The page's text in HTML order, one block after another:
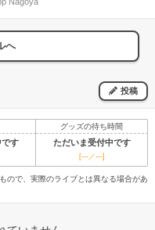
へ
投稿
グッズの待ち時間
す ただいま受付中です
[---／---]
ので、実際のライブとは異なる場合があ